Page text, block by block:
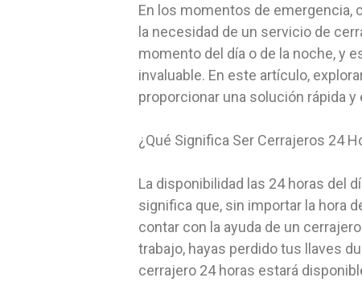
En los momentos de emergencia,
la necesidad de un servicio de
momento del día o de la noche, y
invaluable. En este artículo,
proporcionar una solución rápida
¿Qué Significa Ser Cerrajeros 24
La disponibilidad las 24 horas del
significa que, sin importar la hora
contar con la ayuda de un
trabajo, hayas perdido tus llaves
cerrajero 24 horas estará